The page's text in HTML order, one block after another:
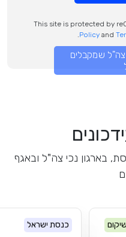
This site is protected by
Policyand
צה"ל שמקבלים
בארגון נכי צה"ל ובאגף
כנסת ישראל